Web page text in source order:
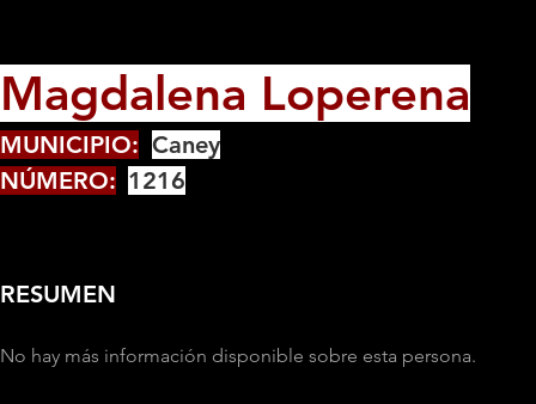
Magdalena Loperena
MUNICIPIO: Caney
NÚMERO: 1216
RESUMEN
No hay más información disponible sobre esta persona.